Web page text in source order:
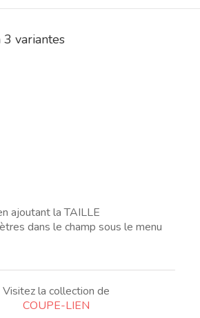
variantes
ajoutant la TAILLE
dans le champ sous le menu
Visitez la collection de
COUPE-LIEN